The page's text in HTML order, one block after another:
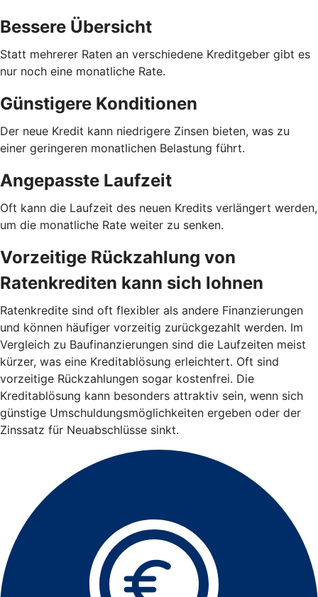
Bessere Übersicht
Statt mehrerer Raten an verschiedene Kreditgeber gibt es
nur noch eine monatliche Rate.
Günstigere Konditionen
Der neue Kredit kann niedrigere Zinsen bieten, was zu
einer geringeren monatlichen Belastung führt.
Angepasste Laufzeit
Oft kann die Laufzeit des neuen Kredits verlängert werden,
um die monatliche Rate weiter zu senken.
Vorzeitige Rückzahlung von
Ratenkrediten kann sich lohnen
Ratenkredite sind oft flexibler als andere Finanzierungen
und können häufiger vorzeitig zurückgezahlt werden. Im
Vergleich zu Baufinanzierungen sind die Laufzeiten meist
kürzer, was eine Kreditablösung erleichtert. Oft sind
vorzeitige Rückzahlungen sogar kostenfrei. Die
Kreditablösung kann besonders attraktiv sein, wenn sich
günstige Umschuldungsmöglichkeiten ergeben oder der
Zinssatz für Neuabschlüsse sinkt.